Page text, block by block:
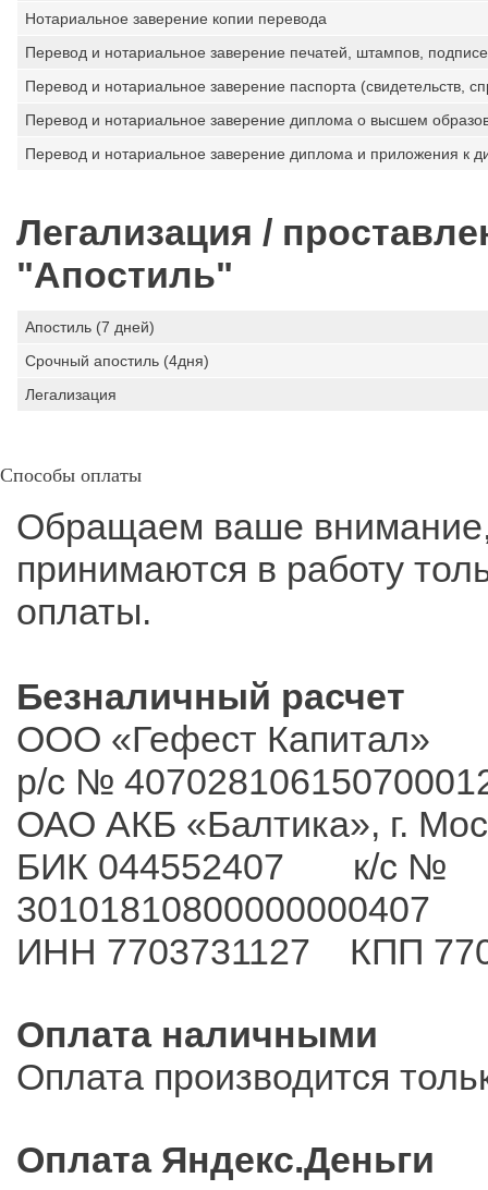
Нотариальное заверение копии перевода
Перевод и нотариальное заверение печатей, штампов,
Перевод и нотариальное заверение паспорта (свидетельств,
Перевод и нотариальное заверение диплома о высшем
Перевод и нотариальное заверение диплома и приложения к
Легализация /
"Апостиль"
Апостиль (7 дней)
Срочный апостиль (4дня)
Легализация
Способы оплаты
Обращаем ваше внимание,
принимаются в работу
оплаты.
Безналичный расчет
ООО «Гефест Капитал»
р/с №
ОАО АКБ «Балтика», г.
БИК 044552407 к/с №
30101810800000000407
ИНН 7703731127 КПП
Оплата наличными
Оплата производится
Оплата Яндекс.Деньги